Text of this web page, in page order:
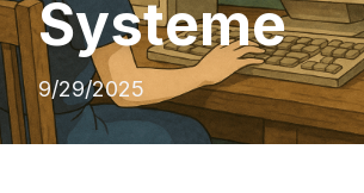
Systeme
9/29/2025